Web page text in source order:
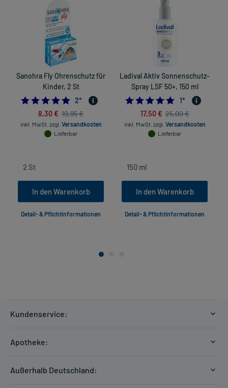
Sanohra Fly Ohrenschutz für
Kinder, 2 St
5.0
2*
8,30 € 10,95 €
inkl. MwSt. zzgl. Versandkosten
Lieferbar
In den Warenkorb
Detail- & Pflichtinformationen
Ladival Aktiv Sonnenschutz-
Spray LSF 50+, 150 ml
5.0
1*
17,50 € 25,00 €
inkl. MwSt. zzgl. Versandkosten
Lieferbar
In den Warenkorb
Detail- & Pflichtinformationen
Kundenservice:
Apotheke:
Außerhalb Deutschland: